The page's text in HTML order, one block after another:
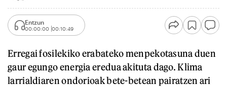
Entzun
00:00:00 00:10:49
Erregai fosilekiko erabateko menpekotasuna duen
gaur egungo energia eredua akituta dago. Klima
larrialdiaren ondorioak bete-betean pairatzen ari